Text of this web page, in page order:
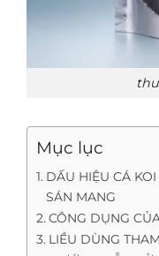
Mục lục
DẤU HIỆU CÁ
SÁN MANG
CÔNG DỤNG
LIỀU DÙNG